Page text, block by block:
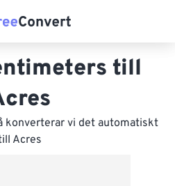
till
konverterar vi det automatiskt
Acres